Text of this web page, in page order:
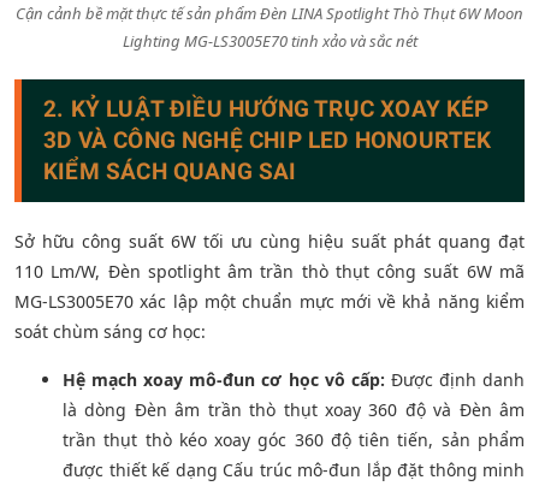
Cận cảnh bề mặt thực tế sản phẩm Đèn LINA Spotlight Thò Thụt 6W Moon
Lighting MG-LS3005E70 tinh xảo và sắc nét
2. KỶ LUẬT ĐIỀU HƯỚNG TRỤC XOAY KÉP
3D VÀ CÔNG NGHỆ CHIP LED HONOURTEK
KIỂM SÁCH QUANG SAI
Sở hữu công suất 6W tối ưu cùng hiệu suất phát quang đạt
110 Lm/W, Đèn spotlight âm trần thò thụt công suất 6W mã
MG-LS3005E70 xác lập một chuẩn mực mới về khả năng kiểm
soát chùm sáng cơ học:
Hệ mạch xoay mô-đun cơ học vô cấp: Được định danh
là dòng Đèn âm trần thò thụt xoay 360 độ và Đèn âm
trần thụt thò kéo xoay góc 360 độ tiên tiến, sản phẩm
được thiết kế dạng Cấu trúc mô-đun lắp đặt thông minh